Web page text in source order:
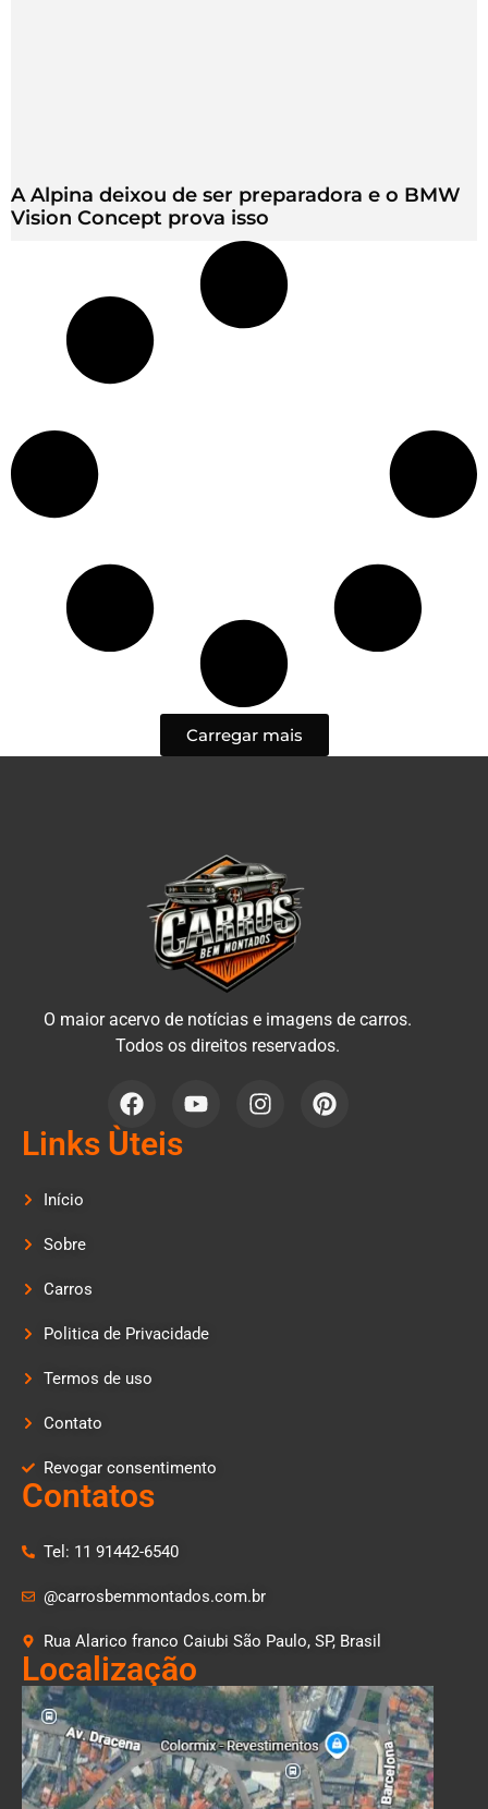
A Alpina deixou de ser preparadora e o BMW
Vision Concept prova isso
Carregar mais
O maior acervo de notícias e imagens de carros.
Todos os direitos reservados.
Links Ùteis
Início
Sobre
Carros
Politica de Privacidade
Termos de uso
Contato
Revogar consentimento
Contatos
Tel: 11 91442-6540
@carrosbemmontados.com.br
Rua Alarico franco Caiubi São Paulo, SP, Brasil
Localização